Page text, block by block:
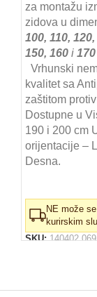
je
bila:
34.730,00
za montažu
zidova u
100, 110,
150, 160 i
Vrhunski
kvalitet sa
zaštitom
Dostupne u
190 i 200 cm
orijentacije –
Desna.
NE može
kurirskim
SKU: